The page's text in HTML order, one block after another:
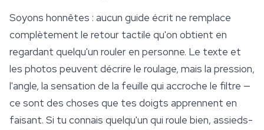
Soyons honnêtes : aucun guide écrit ne remplace
complètement le retour tactile qu'on obtient en
regardant quelqu'un rouler en personne. Le texte et
les photos peuvent décrire le roulage, mais la pression,
l'angle, la sensation de la feuille qui accroche le filtre —
ce sont des choses que tes doigts apprennent en
faisant. Si tu connais quelqu'un qui roule bien, assieds-